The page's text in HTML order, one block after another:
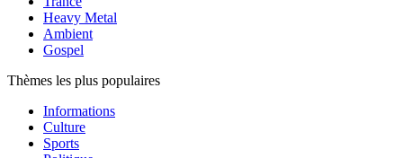
Heavy Metal
Ambient
Gospel
Thèmes les plus populaires
Informations
Culture
Sports